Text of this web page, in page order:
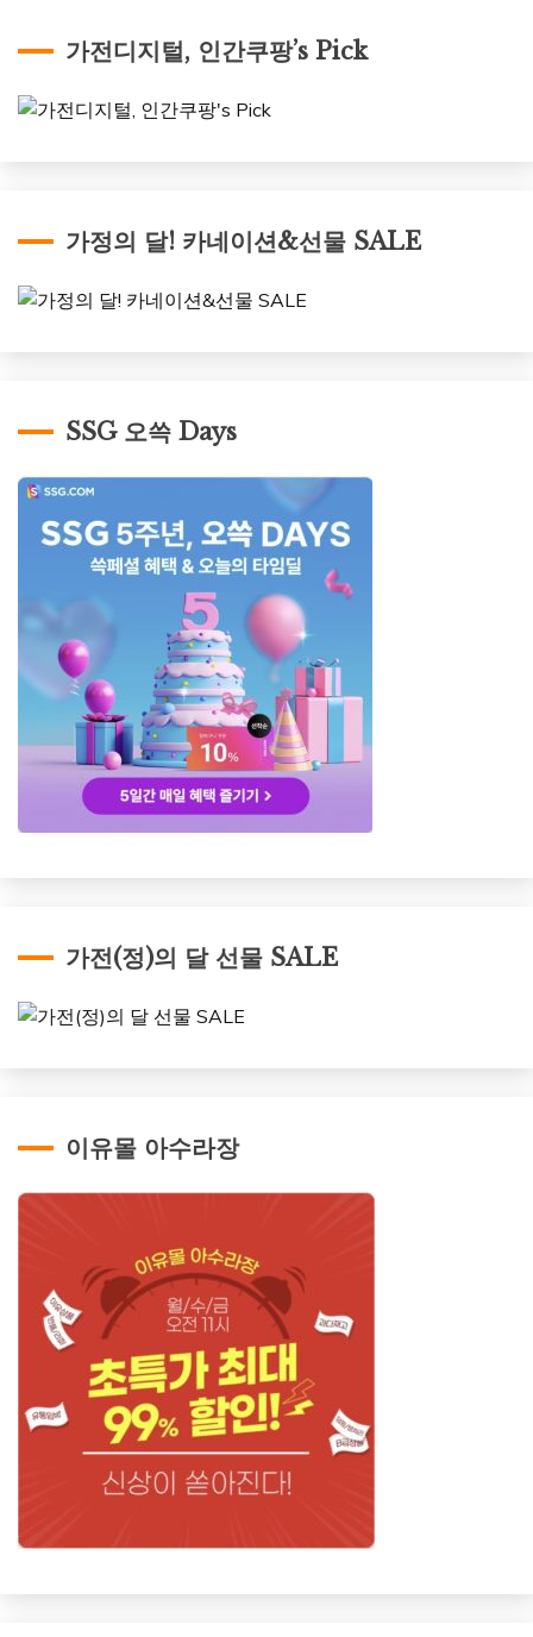
가전디지털, 인간쿠팡’s Pick
가정의 달! 카네이션&선물 SALE
SSG 오쓱 Days
가전(정)의 달 선물 SALE
이유몰 아수라장